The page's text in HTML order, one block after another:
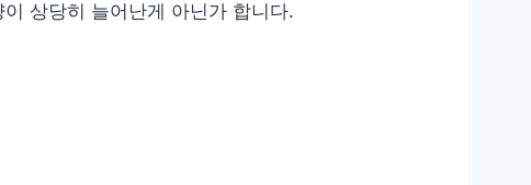
상당히 늘어난게 아닌가 합니다.